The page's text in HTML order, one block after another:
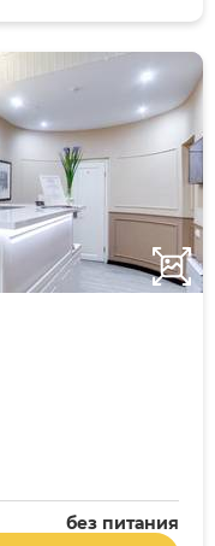
без питания